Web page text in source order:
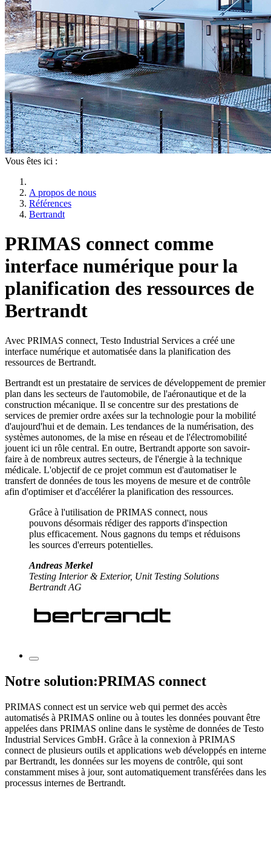
Vous êtes ici :
A propos de nous
Références
Bertrandt
PRIMAS connect comme
interface numérique pour la
planification des ressources de
Bertrandt
Avec PRIMAS connect, Testo Industrial Services a créé une
interface numérique et automatisée dans la planification des
ressources de Bertrandt.
Bertrandt est un prestataire de services de développement de premier
plan dans les secteurs de l'automobile, de l'aéronautique et de la
construction mécanique. Il se concentre sur des prestations de
services de premier ordre axées sur la technologie pour la mobilité
d'aujourd'hui et de demain. Les tendances de la numérisation, des
systèmes autonomes, de la mise en réseau et de l'électromobilité
jouent ici un rôle central. En outre, Bertrandt apporte son savoir-
faire à de nombreux autres secteurs, de l'énergie à la technique
médicale. L'objectif de ce projet commun est d'automatiser le
transfert de données de tous les moyens de mesure et de contrôle
afin d'optimiser et d'accélérer la planification des ressources.
Grâce à l'utilisation de PRIMAS connect, nous
pouvons désormais rédiger des rapports d'inspection
plus efficacement. Nous gagnons du temps et réduisons
les sources d'erreurs potentielles.
Andreas Merkel
Testing Interior & Exterior, Unit Testing Solutions
Bertrandt AG
Notre solution:PRIMAS connect
PRIMAS connect est un service web qui permet des accès
automatisés à PRIMAS online ou à toutes les données pouvant être
appelées dans PRIMAS online dans le système de données de Testo
Industrial Services GmbH. Grâce à la connexion à PRIMAS
connect de plusieurs outils et applications web développés en interne
par Bertrandt, les données sur les moyens de contrôle, qui sont
constamment mises à jour, sont automatiquement transférées dans les
processus internes de Bertrandt.